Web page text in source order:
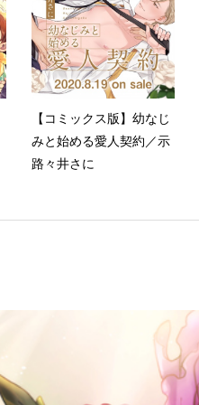
【コミックス版】幼なじ
みと始める愛人契約／示
路々井さに